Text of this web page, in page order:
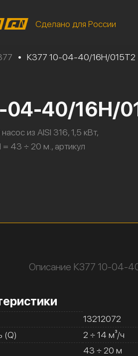
Сделано для России
• К377 10-04-40/16Н/015Т2
04-40/16Н/
из AISI 316, 1,5 кВт,
= 43 ÷ 20 м., артикул
Описание К377 10-04-
13212072
(Q)
2 ÷ 14 м³/ч
43 ÷ 20 м